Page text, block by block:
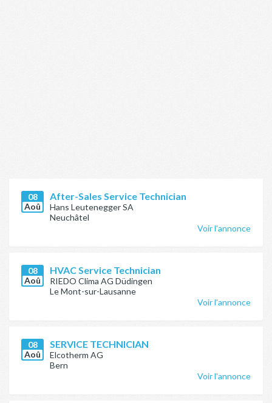
08
Aoû
After-Sales Service Technician
Hans Leutenegger SA
Neuchâtel
Voir l'annonce
08
Aoû
HVAC Service Technician
RIEDO Clima AG Düdingen
Le Mont-sur-Lausanne
Voir l'annonce
08
Aoû
SERVICE TECHNICIAN
Elcotherm AG
Bern
Voir l'annonce